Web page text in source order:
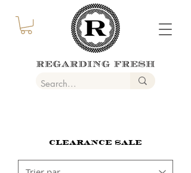
CLEARANCE SALE